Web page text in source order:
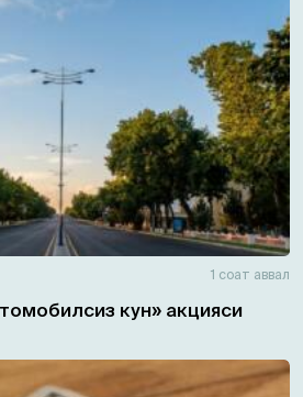
1 соат аввал
кун» акцияси